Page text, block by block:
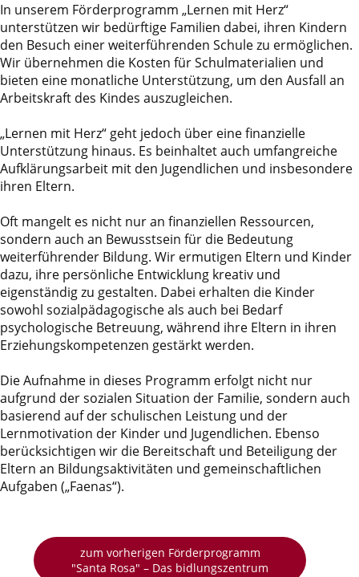
In unserem Förderprogramm „Lernen mit Herz“
unterstützen wir bedürftige Familien dabei, ihren Kindern
den Besuch einer weiterführenden Schule zu ermöglichen.
Wir übernehmen die Kosten für Schulmaterialien und
bieten eine monatliche Unterstützung, um den Ausfall an
Arbeitskraft des Kindes auszugleichen.
„Lernen mit Herz“ geht jedoch über eine finanzielle
Unterstützung hinaus. Es beinhaltet auch umfangreiche
Aufklärungsarbeit mit den Jugendlichen und insbesondere
ihren Eltern.
Oft mangelt es nicht nur an finanziellen Ressourcen,
sondern auch an Bewusstsein für die Bedeutung
weiterführender Bildung. Wir ermutigen Eltern und Kinder
dazu, ihre persönliche Entwicklung kreativ und
eigenständig zu gestalten. Dabei erhalten die Kinder
sowohl sozialpädagogische als auch bei Bedarf
psychologische Betreuung, während ihre Eltern in ihren
Erziehungskompetenzen gestärkt werden.
Die Aufnahme in dieses Programm erfolgt nicht nur
aufgrund der sozialen Situation der Familie, sondern auch
basierend auf der schulischen Leistung und der
Lernmotivation der Kinder und Jugendlichen. Ebenso
berücksichtigen wir die Bereitschaft und Beteiligung der
Eltern an Bildungsaktivitäten und gemeinschaftlichen
Aufgaben („Faenas“).
zum vorherigen Förderprogramm
"Santa Rosa" – Das bidlungszentrum